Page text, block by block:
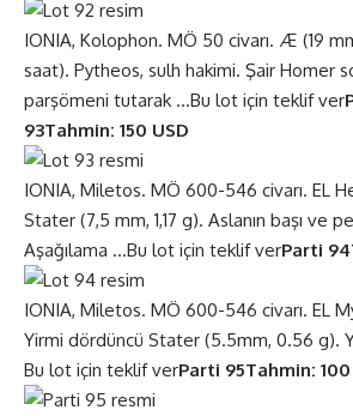
IONIA, Kolophon. MÖ 50 civarı. Æ (19
saat). Pytheos, sulh hakimi. Şair Homer
parşömeni tutarak …Bu lot için teklif ver
93Tahmin: 150 USD
IONIA, Miletos. MÖ 600-546 civarı. EL
Stater (7,5 mm, 1,17 g). Aslanın başı ve
Aşağılama …Bu lot için teklif verParti 94
IONIA, Miletos. MÖ 600-546 civarı. EL
Yirmi dördüncü Stater (5.5mm, 0.56 g).
Bu lot için teklif verParti 95Tahmin: 100